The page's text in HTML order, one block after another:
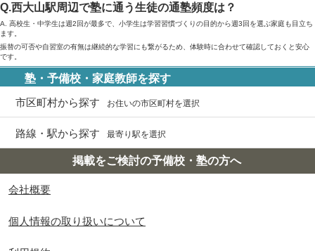
Q.西大山駅周辺で塾に通う生徒の通塾頻度は？
A. 高校生・中学生は週2回が最多で、小学生は学習習慣づくりの目的から週3回を選ぶ家庭も目立ち
ます。
振替の可否や自習室の有無は継続的な学習にも繋がるため、体験時に合わせて確認しておくと安心
です。
塾・予備校・家庭教師を探す
市区町村から探す お住いの市区町村を選択
路線・駅から探す 最寄り駅を選択
掲載をご検討の予備校・塾の方へ
会社概要
個人情報の取り扱いについて